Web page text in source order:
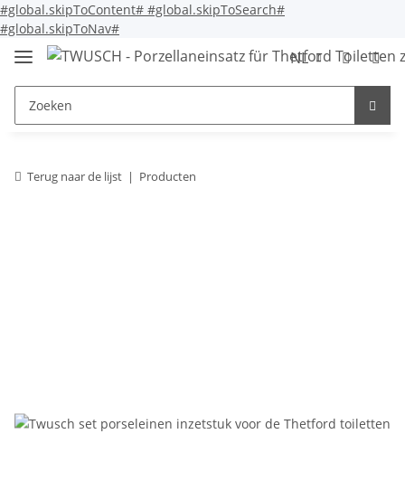
#global.skipToContent# #global.skipToSearch#
#global.skipToNav#
NL
Terug naar de lijst Producten